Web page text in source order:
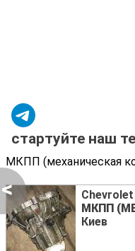
<
стартуйте наш
МКПП (механическая
МКПП
Киев